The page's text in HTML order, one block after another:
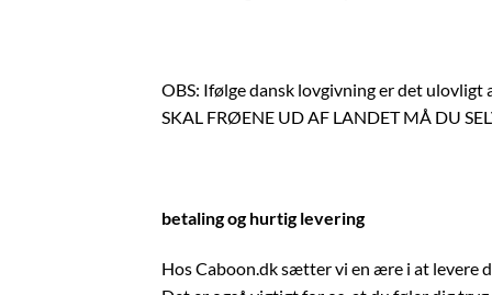
OBS: Ifølge dansk lovgivning er det
SKAL FRØENE UD AF LANDET MÅ DU
betaling og hurtig levering
Hos Caboon.dk sætter vi en ære i at levere